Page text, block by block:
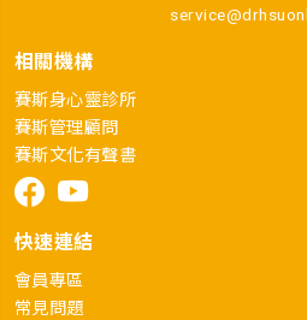
相關機構
賽斯身心靈診所
賽斯管理顧問
賽斯文化有聲書
快速連結
會員專區
常見問題